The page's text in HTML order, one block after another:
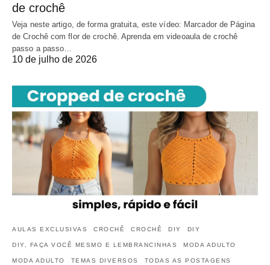
de crochê
Veja neste artigo, de forma gratuita, este vídeo: Marcador de Página
de Crochê com flor de crochê. Aprenda em videoaula de crochê
passo a passo…
10 de julho de 2026
AULAS EXCLUSIVAS CROCHÊ CROCHÊ DIY DIY
DIY, FAÇA VOCÊ MESMO E LEMBRANCINHAS MODA ADULTO
MODA ADULTO TEMAS DIVERSOS TODAS AS POSTAGENS